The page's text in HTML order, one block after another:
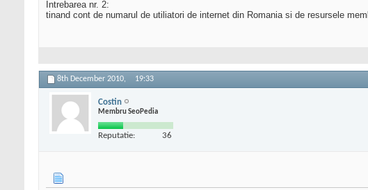
Intrebarea nr. 2:
tinand cont de numarul de utiliatori de internet din Romania si de resursele
8th December 2010, 19:33
Costin
Membru SeoPedia
Reputatie: 36